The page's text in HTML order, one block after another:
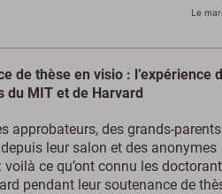
Le
de thèse en visio : l’expérience
du MIT et de Harvard
approbateurs, des grands-
leur salon et des anonymes
voilà ce qu’ont connu les
pendant leur soutenance de